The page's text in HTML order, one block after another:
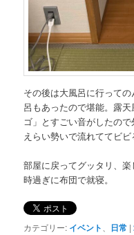
その後は大風呂に行って
呂もあったので堪能。露
ゴ」とすごい音がしたの
えらい勢いで流れててビ
部屋に戻ってグッタリ、
時過ぎに布団で就寝。
カテゴリー: イベント 日常 |